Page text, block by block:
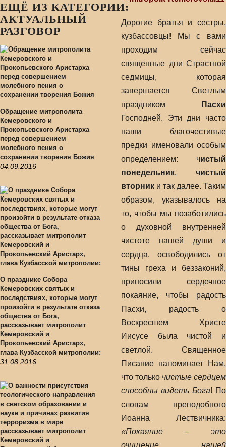
ЕЩЁ ИЗ КАТЕГОРИИ:
АКТУАЛЬНЫЙ
РАЗГОВОР
Обращение митрополита
Кемеровского и
Прокопьевского Аристарха
перед совершением
молебного пения о
сохранении творения Божия
04.09.2016
О празднике Собора
Кемеровских святых и
последствиях, которые могут
произойти в результате отказа
общества от Бога,
рассказывает митрополит
Кемеровский и
Прокопьевский Аристарх,
глава Кузбасской митрополии:
31.08.2016
Дорогие братья и сестры,
кузбассовцы! Мы с вами
проходим сейчас
священные дни Страстной
седмицы, которая
завершается Светлым
праздником
Пасхи
Господней. Эти дни часто
наши благочестивые
предки именовали особым
определением: чистый
понедельник, чистый
вторник и так далее. Таким
образом, указывалось на
то, чтобы мы позаботились
о духовной внутренней
чистоте нашей души и
сердца, освободились от
тины греха и беззаконий,
приносили сердечное
покаяние, чтобы радость
Пасхи, радость о
Воскресшем Христе
Иисусе была чистой и
светлой. Священное
Писание напоминает Нам,
что только чистые сердцем
способны видеть Бога! По
словам преподобного
Иоанна Лествичника:
«Покаяние – это
очищение нашей